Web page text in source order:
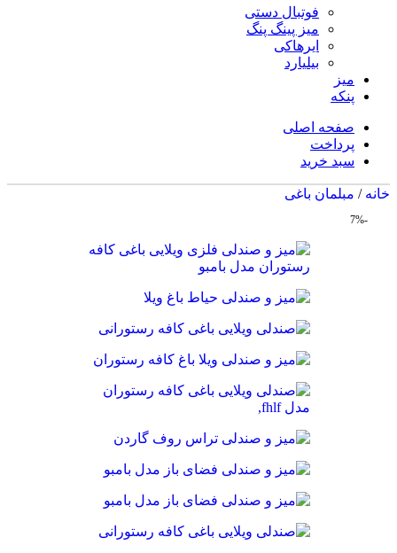
فوتبال دستی
میز پینگ پنگ
ایرهاکی
بیلیارد
میز
پنکه
صفحه اصلی
پرداخت
سبد خرید
خانه/ مبلمان باغی
-7%